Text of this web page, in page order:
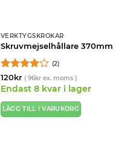
VERKTYGSKROKAR
Skruvmejselhållare 370mm
Betygsatt
4av 5
(2)
120kr ( 96krex. moms )
Endast 8 kvar i lager
LÄGG TILL I VARUKORG